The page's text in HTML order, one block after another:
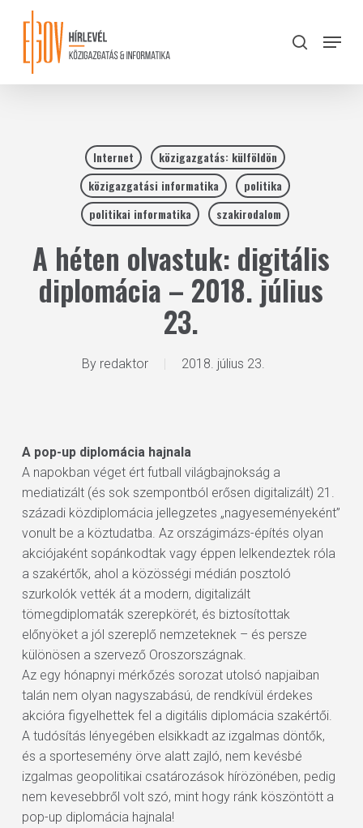
content
search
Menu
Internet
közigazgatás: külföldön
közigazgatási informatika
politika
politikai informatika
szakirodalom
A héten olvastuk: digitális
diplomácia – 2018. július
23.
By redaktor 2018. július 23.
A pop-up diplomácia hajnala
A napokban véget ért futball világbajnokság a
mediatizált (és sok szempontból erősen digitalizált) 21.
századi közdiplomácia jellegzetes „nagyeseményeként”
vonult be a köztudatba. Az országimázs-építés olyan
akciójaként sopánkodtak vagy éppen lelkendeztek róla
a szakértők, ahol a közösségi médián posztoló
szurkolók vették át a modern, digitalizált
tömegdiplomaták szerepkörét, és biztosítottak
előnyöket a jól szereplő nemzeteknek – és persze
különösen a szervező Oroszországnak.
Az egy hónapnyi mérkőzés sorozat utolsó napjaiban
talán nem olyan nagyszabású, de rendkívül érdekes
akcióra figyelhettek fel a digitális diplomácia szakértői.
A tudósítás lényegében elsikkadt az izgalmas döntők,
és a sportesemény örve alatt zajló, nem kevésbé
izgalmas geopolitikai csatározások hírözönében, pedig
nem kevesebbről volt szó, mint hogy ránk köszöntött a
pop-up diplomácia hajnala!
Close